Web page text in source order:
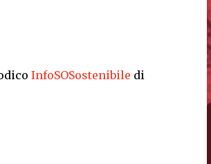
InfoSOSostenibile di